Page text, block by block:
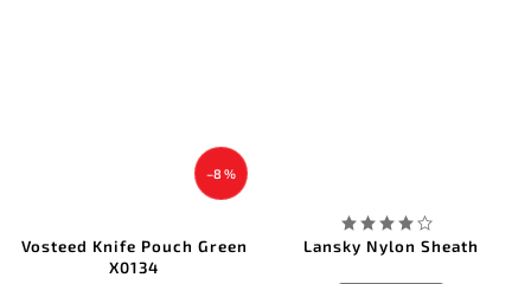
–8 %
Vosteed Knife Pouch Green
X0134
Lansky Nylon Sheath